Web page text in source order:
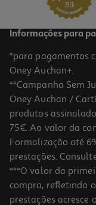
Cabo Hdmi M-M Qilive
14.99 €/un
Informações para
*para pagamentos
Oney Auchan+.
**Campanha Sem
Oney Auchan /
produtos
75€. Ao valor da
Formalização até
prestações.
***O valor da
compra, refletindo
prestações acresce